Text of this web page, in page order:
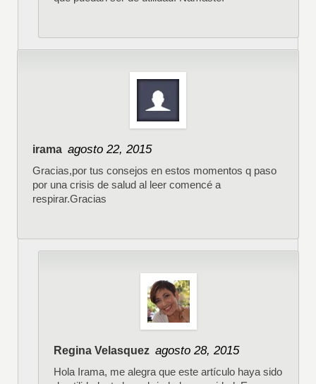
irama agosto 22, 2015
Gracias,por tus consejos en estos momentos q paso
por una crisis de salud al leer comencé a
respirar.Gracias
Regina Velasquez agosto 28, 2015
Hola Irama, me alegra que este artículo haya sido